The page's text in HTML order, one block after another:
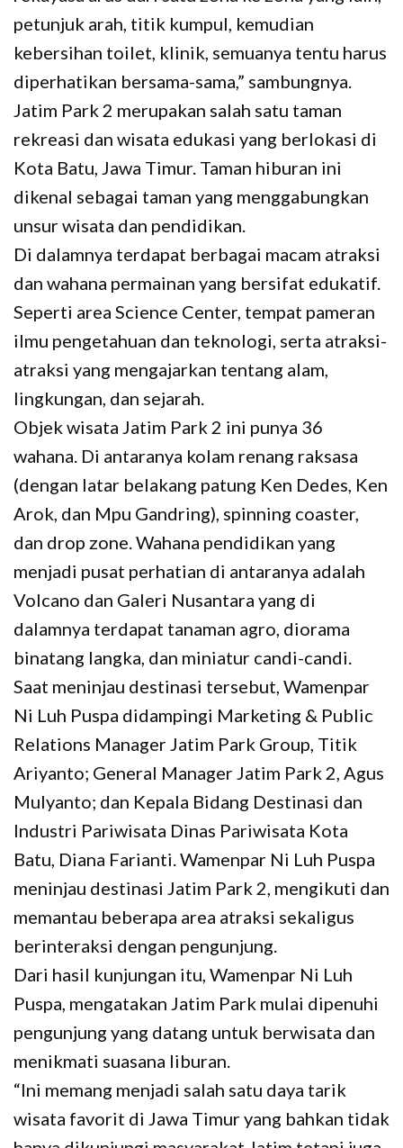
petunjuk arah, titik kumpul, kemudian
kebersihan toilet, klinik, semuanya tentu harus
diperhatikan bersama-sama,” sambungnya.
Jatim Park 2 merupakan salah satu taman
rekreasi dan wisata edukasi yang berlokasi di
Kota Batu, Jawa Timur. Taman hiburan ini
dikenal sebagai taman yang menggabungkan
unsur wisata dan pendidikan.
Di dalamnya terdapat berbagai macam atraksi
dan wahana permainan yang bersifat edukatif.
Seperti area Science Center, tempat pameran
ilmu pengetahuan dan teknologi, serta atraksi-
atraksi yang mengajarkan tentang alam,
lingkungan, dan sejarah.
Objek wisata Jatim Park 2 ini punya 36
wahana. Di antaranya kolam renang raksasa
(dengan latar belakang patung Ken Dedes, Ken
Arok, dan Mpu Gandring), spinning coaster,
dan drop zone. Wahana pendidikan yang
menjadi pusat perhatian di antaranya adalah
Volcano dan Galeri Nusantara yang di
dalamnya terdapat tanaman agro, diorama
binatang langka, dan miniatur candi-candi.
Saat meninjau destinasi tersebut, Wamenpar
Ni Luh Puspa didampingi Marketing & Public
Relations Manager Jatim Park Group, Titik
Ariyanto; General Manager Jatim Park 2, Agus
Mulyanto; dan Kepala Bidang Destinasi dan
Industri Pariwisata Dinas Pariwisata Kota
Batu, Diana Farianti. Wamenpar Ni Luh Puspa
meninjau destinasi Jatim Park 2, mengikuti dan
memantau beberapa area atraksi sekaligus
berinteraksi dengan pengunjung.
Dari hasil kunjungan itu, Wamenpar Ni Luh
Puspa, mengatakan Jatim Park mulai dipenuhi
pengunjung yang datang untuk berwisata dan
menikmati suasana liburan.
“Ini memang menjadi salah satu daya tarik
wisata favorit di Jawa Timur yang bahkan tidak